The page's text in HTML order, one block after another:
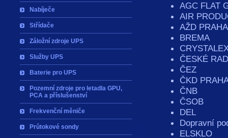
Nabíječe
Střídače
Záložní zdroje UPS
Služby UPS
Baterie pro UPS
Pozemní zdroje pro letadla GPU,
PCA a příslušenství
Frekvenční měniče
Průtokové sondy
AGC FLAT
AIR
AŽD PRAHA
BREMA
ČESKÉ
ČEZ
ČKD
ČNB
ČSOB
DEL
Dopravní
ELSKLO